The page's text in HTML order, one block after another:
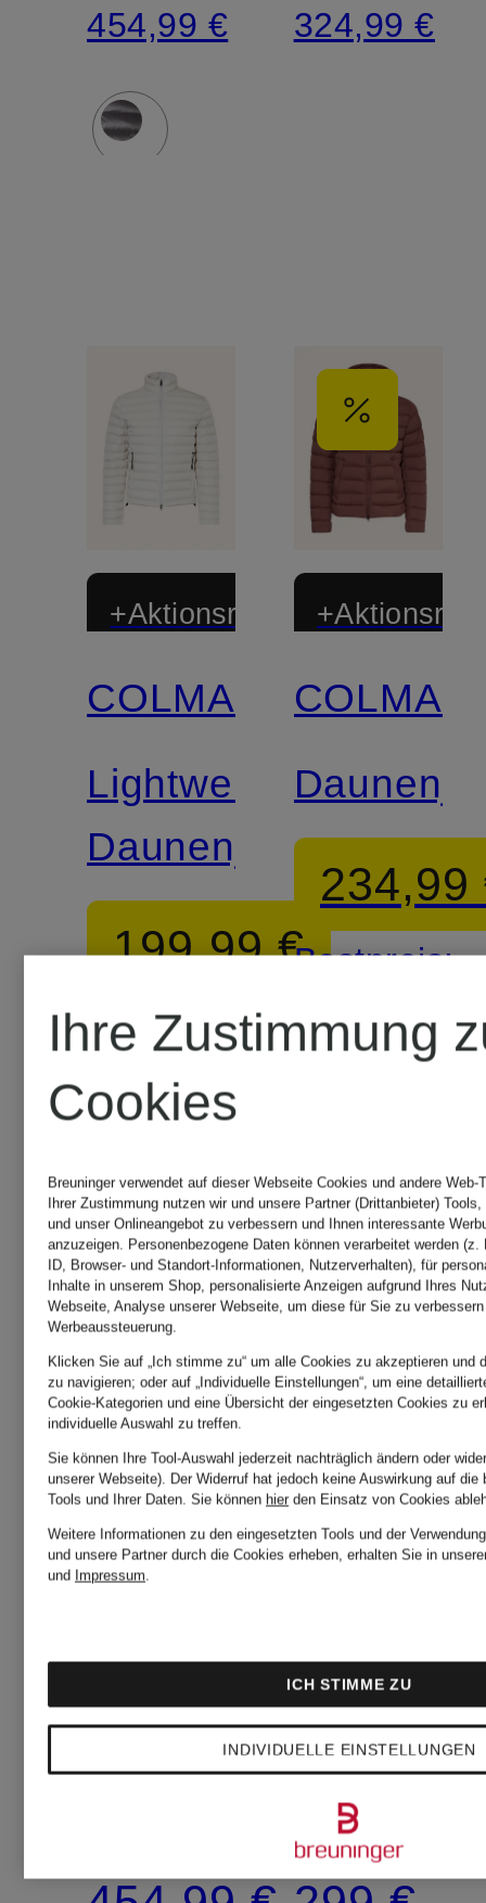
454,99 €
324,99 €
+Aktionsrabatt
COLMAR
Lightweight-
Daunenjacke
199,99 €
Bestpreis:
169,99 €
Ursprünglich:
355,99 €
COLMAR
234,99
Bestpreis:
237,99 €
COLMAR
Lightweight-
COLMAR
2223A
Ihre Zustimmung
Cookies
Breuninger verwendet auf dieser Webseite Cookies und andere Web-
Ihrer Zustimmung nutzen wir und unsere Partner (Drittanbieter)
und unser Onlineangebot zu verbessern und Ihnen interessante
anzuzeigen. Personenbezogene Daten können verarbeitet werden
ID, Browser- und Standort-Informationen, Nutzerverhalten), für
Inhalte in unserem Shop, personalisierte Anzeigen aufgrund Ihres
Webseite, Analyse unserer Webseite, um diese für Sie zu
Werbeaussteuerung.
Klicken Sie auf „Ich stimme zu“ um alle Cookies zu akzeptieren und
zu navigieren; oder auf „Individuelle Einstellungen“, um eine
Cookie-Kategorien und eine Übersicht der eingesetzten Cookies zu
individuelle Auswahl zu treffen.
Sie können Ihre Tool-Auswahl jederzeit nachträglich ändern oder
unserer Webseite). Der Widerruf hat jedoch keine Auswirkung auf die
Tools und Ihrer Daten. Sie können hier den Einsatz von Cookies
Weitere Informationen zu den eingesetzten Tools und der
und unsere Partner durch die Cookies erheben, erhalten Sie in
und Impressum.
INDIVIDUELLE EINSTELLUNGEN
ICH STIMME ZU